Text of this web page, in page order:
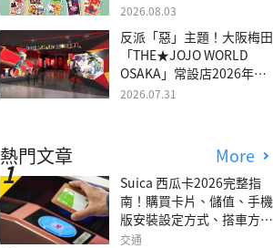
2026.08.03
反派「惡」主題！大阪梅田
「THE★JOJO WORLD
OSAKA」常設店2026年冬
季開幕
2026.07.31
熱門文章 More
Suica 西瓜卡2026完整指
南！購買卡片、儲值、手機
版安裝設定方式、搭車方
法、常見問題解答！
交通